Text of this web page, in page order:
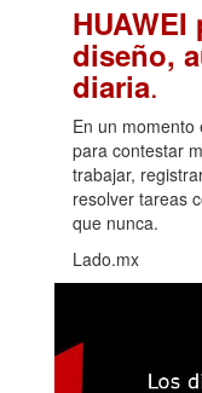
diseño,
diaria.
En un momento
para contestar
trabajar,
resolver tareas
que nunca.
Lado.mx